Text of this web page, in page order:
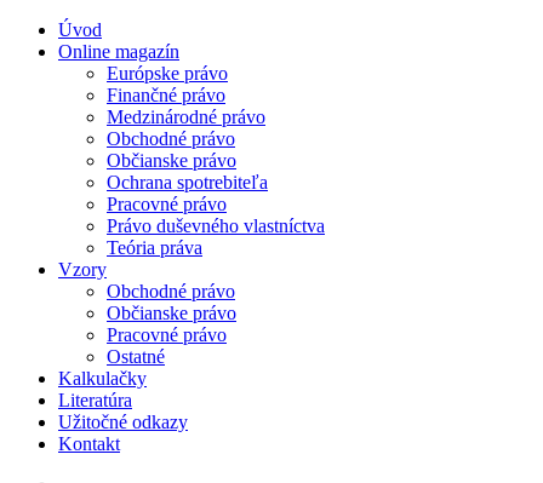
Úvod
Online magazín
Európske právo
Finančné právo
Medzinárodné právo
Obchodné právo
Občianske právo
Ochrana spotrebiteľa
Pracovné právo
Právo duševného vlastníctva
Teória práva
Vzory
Obchodné právo
Občianske právo
Pracovné právo
Ostatné
Kalkulačky
Literatúra
Užitočné odkazy
Kontakt